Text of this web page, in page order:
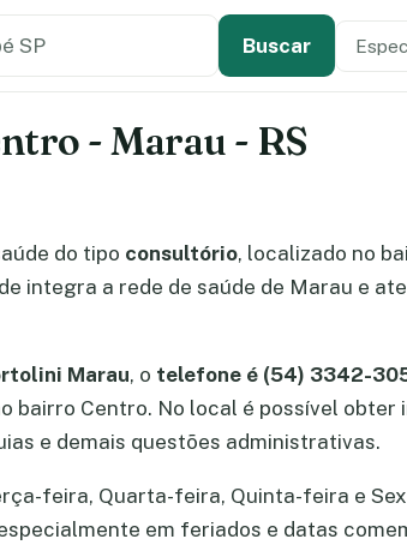
Buscar Tipo
- Marau - RS
do tipo consultório, localizado no
integra a rede de saúde de Marau e
Marau, o telefone é (54) 3342-
bairro Centro. No local é possível
e demais questões administrativas.
feira, Quarta-feira, Quinta-feira e
em feriados e datas